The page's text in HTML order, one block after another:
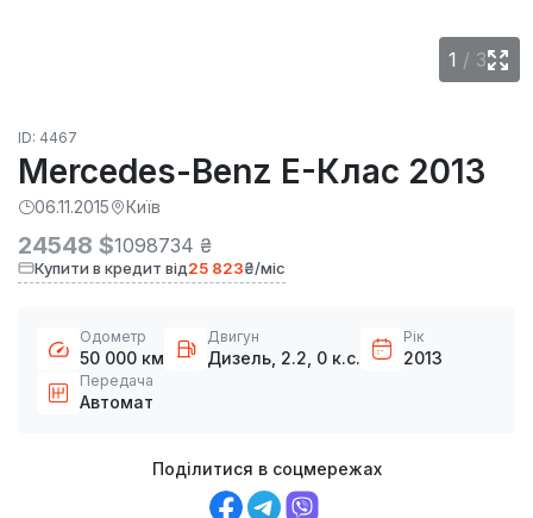
1 / 3
ID: 4467
Mercedes-Benz E-Клас 2013
06.11.2015 Київ
24548 $1098734 ₴
Купити в кредит від25 823₴/міс
Одометр
50 000 км
Двигун
Дизель, 2.2, 0 к.с.
Рік
2013
Передача
Автомат
Поділитися в соцмережах